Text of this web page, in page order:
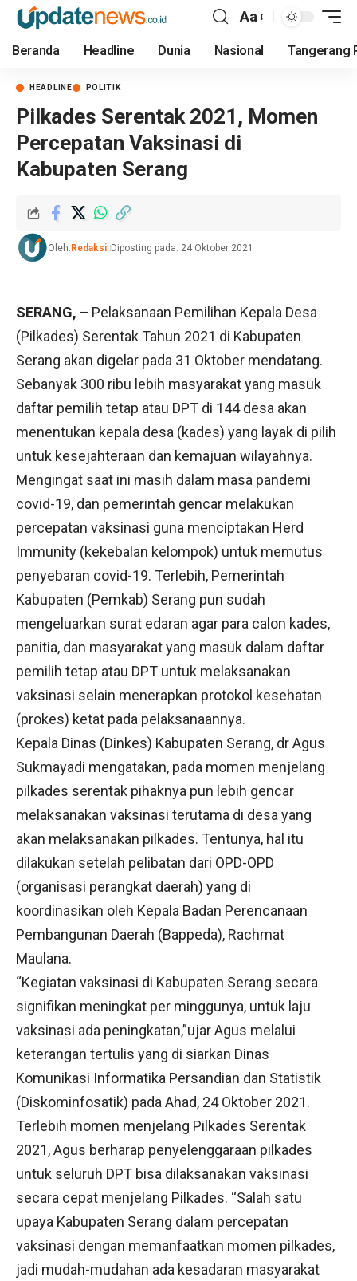
Aa
Beranda Headline Dunia Nasional Tangerang
HEADLINE POLITIK
Pilkades Serentak 2021, Momen
Percepatan Vaksinasi di
Kabupaten Serang
Oleh: Redaksi Diposting pada: 24 Oktober 2021
SERANG, – Pelaksanaan Pemilihan Kepala Desa
(Pilkades) Serentak Tahun 2021 di Kabupaten
Serang akan digelar pada 31 Oktober mendatang.
Sebanyak 300 ribu lebih masyarakat yang masuk
daftar pemilih tetap atau DPT di 144 desa akan
menentukan kepala desa (kades) yang layak di pilih
untuk kesejahteraan dan kemajuan wilayahnya.
Mengingat saat ini masih dalam masa pandemi
covid-19, dan pemerintah gencar melakukan
percepatan vaksinasi guna menciptakan Herd
Immunity (kekebalan kelompok) untuk memutus
penyebaran covid-19. Terlebih, Pemerintah
Kabupaten (Pemkab) Serang pun sudah
mengeluarkan surat edaran agar para calon kades,
panitia, dan masyarakat yang masuk dalam daftar
pemilih tetap atau DPT untuk melaksanakan
vaksinasi selain menerapkan protokol kesehatan
(prokes) ketat pada pelaksanaannya.
Kepala Dinas (Dinkes) Kabupaten Serang, dr Agus
Sukmayadi mengatakan, pada momen menjelang
pilkades serentak pihaknya pun lebih gencar
melaksanakan vaksinasi terutama di desa yang
akan melaksanakan pilkades. Tentunya, hal itu
dilakukan setelah pelibatan dari OPD-OPD
(organisasi perangkat daerah) yang di
koordinasikan oleh Kepala Badan Perencanaan
Pembangunan Daerah (Bappeda), Rachmat
Maulana.
“Kegiatan vaksinasi di Kabupaten Serang secara
signifikan meningkat per minggunya, untuk laju
vaksinasi ada peningkatan,”ujar Agus melalui
keterangan tertulis yang di siarkan Dinas
Komunikasi Informatika Persandian dan Statistik
(Diskominfosatik) pada Ahad, 24 Oktober 2021.
Terlebih momen menjelang Pilkades Serentak
2021, Agus berharap penyelenggaraan pilkades
untuk seluruh DPT bisa dilaksanakan vaksinasi
secara cepat menjelang Pilkades. “Salah satu
upaya Kabupaten Serang dalam percepatan
vaksinasi dengan memanfaatkan momen pilkades,
jadi mudah-mudahan ada kesadaran masyarakat